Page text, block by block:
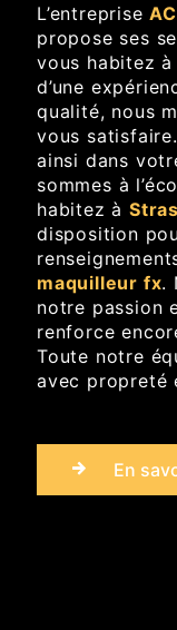
L’entreprise
propose ses
vous habitez
d’une
qualité, nous
vous
ainsi dans
sommes à
habitez à
disposition
maquilleur fx.
notre passion
renforce
Toute notre
avec propreté
En